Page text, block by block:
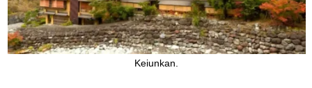
Keiunkan.